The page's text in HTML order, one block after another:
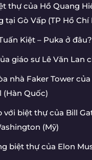
thự của Hồ Quang
tại Gò Vấp (TP Hồ Chí
Kiệt – Puka ở đâu?
giáo sư Lê Văn Lan
nhà Faker Tower
(Hàn Quốc)
với biệt thự của Bill
(Mỹ)
biệt thự của Elon